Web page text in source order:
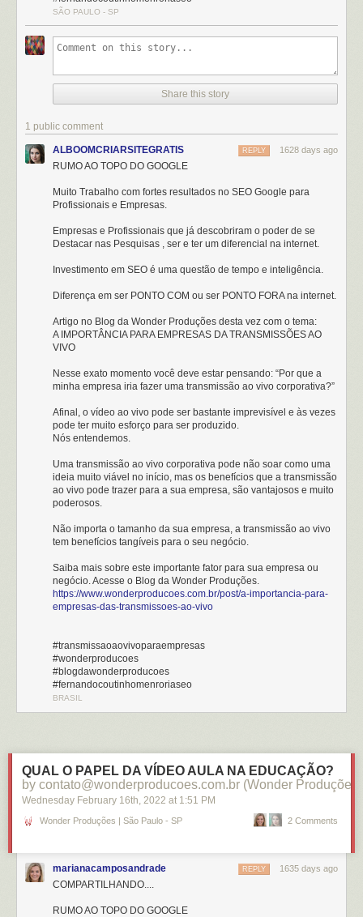
SÃO PAULO - SP
Share this story
1 public comment
ALBOOMCRIARSITEGRATIS 1628 days ago
REPLY
RUMO AO TOPO DO GOOGLE
Muito Trabalho com fortes resultados no SEO Google para
Profissionais e Empresas.
Empresas e Profissionais que já descobriram o poder de se
Destacar nas Pesquisas , ser e ter um diferencial na internet.
Investimento em SEO é uma questão de tempo e inteligência.
Diferença em ser PONTO COM ou ser PONTO FORA na internet.
Artigo no Blog da Wonder Produções desta vez com o tema:
A IMPORTÂNCIA PARA EMPRESAS DA TRANSMISSÕES AO
VIVO
Nesse exato momento você deve estar pensando: “Por que a
minha empresa iria fazer uma transmissão ao vivo corporativa?”
Afinal, o vídeo ao vivo pode ser bastante imprevisível e às vezes
pode ter muito esforço para ser produzido.
Nós entendemos.
Uma transmissão ao vivo corporativa pode não soar como uma
ideia muito viável no início, mas os benefícios que a transmissão
ao vivo pode trazer para a sua empresa, são vantajosos e muito
poderosos.
Não importa o tamanho da sua empresa, a transmissão ao vivo
tem benefícios tangíveis para o seu negócio.
Saiba mais sobre este importante fator para sua empresa ou
negócio. Acesse o Blog da Wonder Produções.
https://www.wonderproducoes.com.br/post/a-importancia-para-
empresas-das-transmissoes-ao-vivo
#transmissaoaovivoparaempresas
#wonderproducoes
#blogdawonderproducoes
#fernandocoutinhomenroriaseo
BRASIL
QUAL O PAPEL DA VÍDEO AULA NA EDUCAÇÃO?
by contato@wonderproducoes.com.br (Wonder Produções)
Wednesday February 16th, 2022 at 1:51 PM
Wonder Produções | São Paulo - SP 2 Comments
marianacamposandrade 1635 days ago
REPLY
COMPARTILHANDO....
RUMO AO TOPO DO GOOGLE